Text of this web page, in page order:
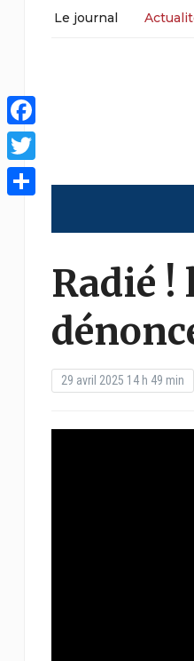
Le journal
Radié !
29 avril 2025 14 h 49 min
Facebook
Twitter